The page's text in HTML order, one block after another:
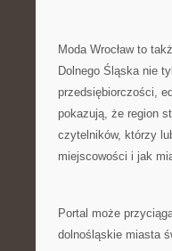
Moda Wrocław to
Dolnego Śląska nie
przedsiębiorczości,
pokazują, że region
czytelników, którzy
miejscowości i jak
Portal może
dolnośląskie miasta